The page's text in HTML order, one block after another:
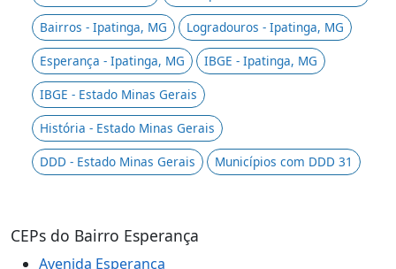
Bairros - Ipatinga, MG
Logradouros - Ipatinga, MG
Esperança - Ipatinga, MG
IBGE - Ipatinga, MG
IBGE - Estado Minas Gerais
História - Estado Minas Gerais
DDD - Estado Minas Gerais
Municípios com DDD 31
CEPs do Bairro Esperança
Avenida Esperança